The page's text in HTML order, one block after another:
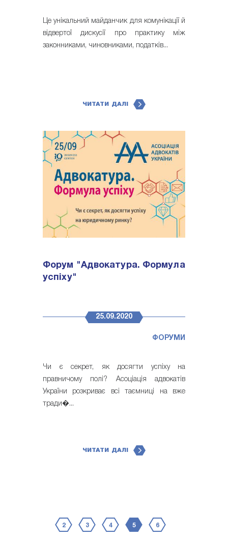
Це унікальний майданчик для комунікації й
відвертої дискусії про практику між
законниками, чиновниками, податків...
ЧИТАТИ ДАЛІ
Форум "Адвокатура. Формула
успіху"
25.09.2020
ФОРУМИ
Чи є секрет, як досягти успіху на
правничому полі? Асоціація адвокатів
України розкриває всі таємниці на вже
тради�...
ЧИТАТИ ДАЛІ
2 3 4 5 6